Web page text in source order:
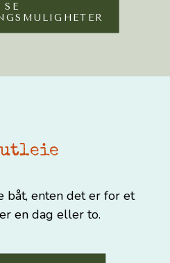
SE
båt, enten det er for et
en dag eller to.